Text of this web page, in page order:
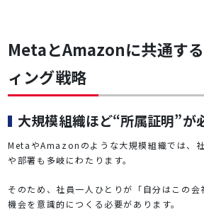
MetaとAmazonに共通す
ィング戦略
大規模組織ほど“所属証明”が
MetaやAmazonのような大規模組織では、
や部署も多岐にわたります。
そのため、社員一人ひとりが「自分はこの会
機会を意識的につくる必要があります。